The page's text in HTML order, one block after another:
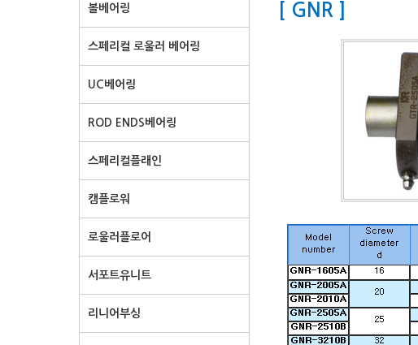
볼베어링
스페리컬 로울러 베어링
UC베어링
ROD ENDS베어링
스페리컬플래인
캠플로워
로울러플로어
서포트유니트
리니어부싱
[ GNR ]